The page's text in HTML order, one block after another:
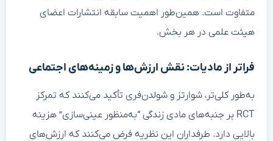
متفاوت است. همین‌طور اهمیت سابقه انتشارات اعضای
هیئت علمی در هر بخش.
فراتر از مادیات: نقش ارزش‌ها و زمینه‌های اجتماعی
به‌طور کلی‌تر، شوارتز و شولدن‌فری تأکید می‌کنند که تمرکز
RCT بر جنبه‌های مادی زندگی “به‌منظور عینی‌سازی” هزینه
بالایی دارد. طرفداران این نظریه فرض می‌کنند که ارزش‌های